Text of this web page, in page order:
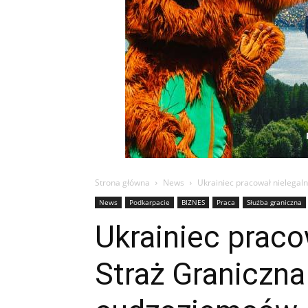
Strona główna News Ukrainiec pracował
News Podkarpacie BIZNES Praca Służba graniczna
Ukrainiec
Straż